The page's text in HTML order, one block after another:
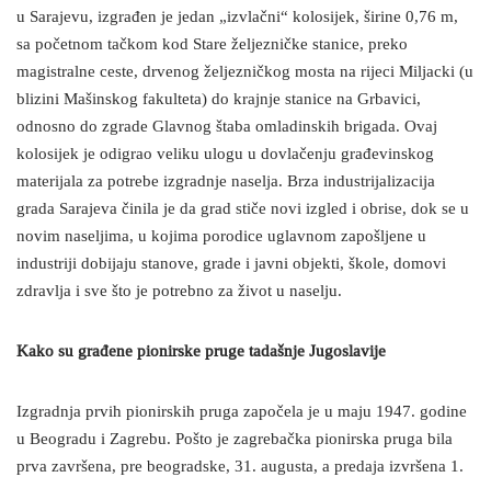
u Sarajevu, izgrađen je jedan „izvlačni“ kolosijek, širine 0,76 m,
sa početnom tačkom kod Stare željezničke stanice, preko
magistralne ceste, drvenog željezničkog mosta na rijeci Miljacki (u
blizini Mašinskog fakulteta) do krajnje stanice na Grbavici,
odnosno do zgrade Glavnog štaba omladinskih brigada. Ovaj
kolosijek je odigrao veliku ulogu u dovlačenju građevinskog
materijala za potrebe izgradnje naselja. Brza industrijalizacija
grada Sarajeva činila je da grad stiče novi izgled i obrise, dok se u
novim naseljima, u kojima porodice uglavnom zapošljene u
industriji dobijaju stanove, grade i javni objekti, škole, domovi
zdravlja i sve što je potrebno za život u naselju.
Kako su građene pionirske pruge tadašnje Jugoslavije
Izgradnja prvih pionirskih pruga započela je u maju 1947. godine
u Beogradu i Zagrebu. Pošto je zagrebačka pionirska pruga bila
prva završena, pre beogradske, 31. augusta, a predaja izvršena 1.